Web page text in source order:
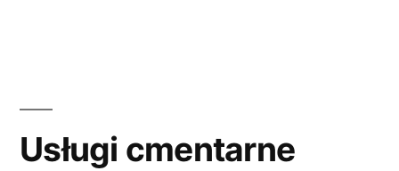
Usługi cmentarne